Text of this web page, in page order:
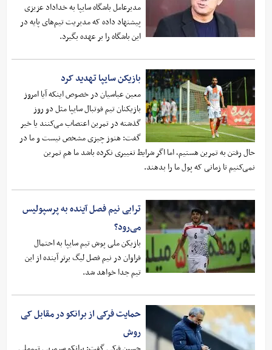
مدیرعامل باشگاه سایپا به خداداد عزیزی
پیشنهاد داده که مدیریت تیم‌های پایه در
این باشگاه را بر عهده بگیرد.
بازیکن سایپا تهدید کرد
معین عباسیان در خصوص اینکه آیا امروز
بازیکنان تیم فوتبال سایپا مثل دو روز
گذشته در تمرین اعتصاب می‌کنند یا خیر
گفت: هنوز چیزی مشخص نیست و ما در
حال رفتن به تمرین هستیم، اما اگر شرایط تغییری نکرده باشد ما هم تمرین
نمی‌کنیم تا زمانی که پول ما را بدهند.
ترابی نیم فصل آینده به پرسپولیس
می‌رود؟
بازیکن ملی پوش تیم سایپا به احتمال
فراوان در نیم فصل لیگ برتر آینده از این
تیم جدا خواهد شد.
حمایت فرکی از برانکو در مقابل کی
روش